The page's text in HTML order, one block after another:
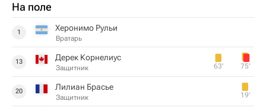
На поле
1 Херонимо Рульи
Вратарь
13 Дерек Корнелиус
Защитник 63‎’‎ 75‎’‎
20 Лилиан Брасье
Защитник 19‎’‎